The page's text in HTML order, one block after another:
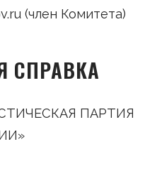
(член Комитета)
СПРАВКА
ПАРТИЯ